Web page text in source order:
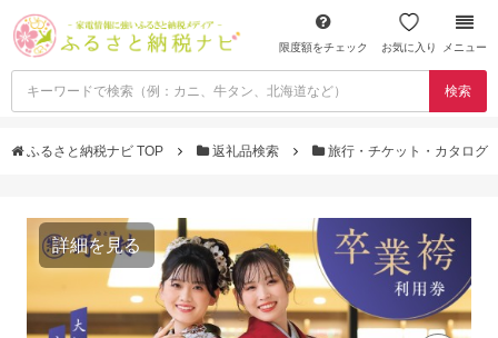
限度額をチェック お気に入り メニュー
検索
ふるさと納税ナビ TOP 返礼品検索 旅行・チケット・カタログ
詳細を見る